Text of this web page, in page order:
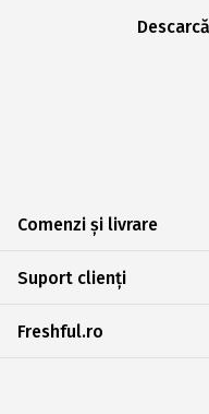
Comenzi și livrare
Suport clienți
Freshful.ro